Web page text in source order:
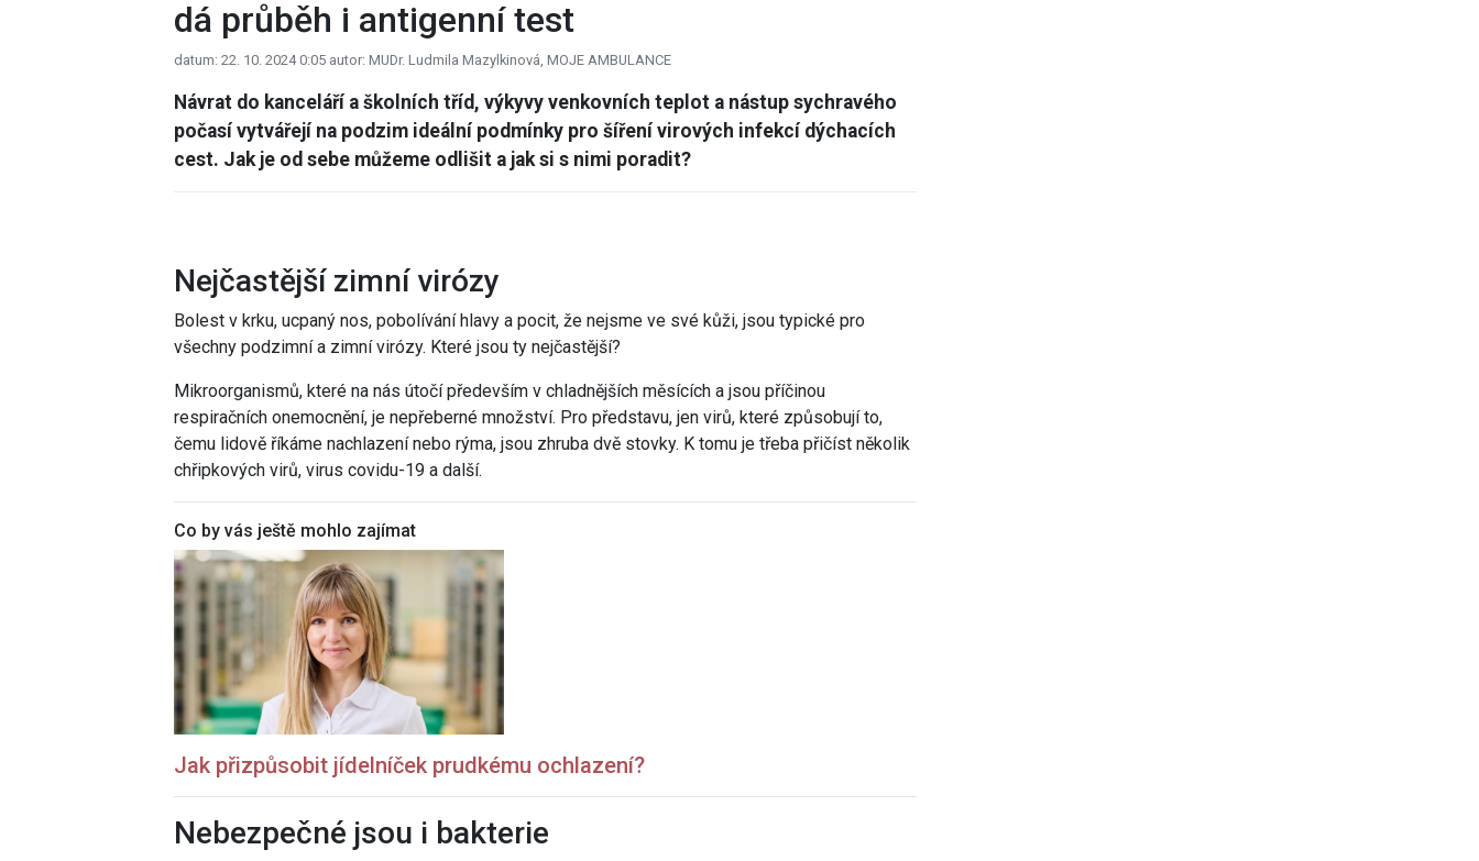
dá průběh i antigenní test
datum: 22. 10. 2024 0:05 autor: MUDr. Ludmila Mazylkinová, MOJE AMBULANCE
Návrat do kanceláří a školních tříd, výkyvy venkovních teplot a nástup sychravého
počasí vytvářejí na podzim ideální podmínky pro šíření virových infekcí dýchacích
cest. Jak je od sebe můžeme odlišit a jak si s nimi poradit?
Nejčastější zimní virózy
Bolest v krku, ucpaný nos, pobolívání hlavy a pocit, že nejsme ve své kůži, jsou typické pro
všechny podzimní a zimní virózy. Které jsou ty nejčastější?
Mikroorganismů, které na nás útočí především v chladnějších měsících a jsou příčinou
respiračních onemocnění, je nepřeberné množství. Pro představu, jen virů, které způsobují to,
čemu lidově říkáme nachlazení nebo rýma, jsou zhruba dvě stovky. K tomu je třeba přičíst několik
chřipkových virů, virus covidu-19 a další.
Co by vás ještě mohlo zajímat
Jak přizpůsobit jídelníček prudkému ochlazení?
Nebezpečné jsou i bakterie